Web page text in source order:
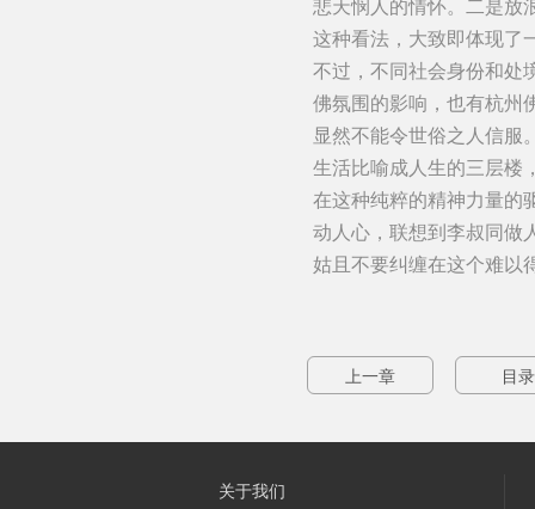
这种看法，大致即体现了
不过，不同社会身份和处
佛氛围的影响，也有杭州
显然不能令世俗之人信服
生活比喻成人生的三层楼
在这种纯粹的精神力量的
动人心，联想到李叔同做
姑且不要纠缠在这个难以
上一章 目录
关于我们